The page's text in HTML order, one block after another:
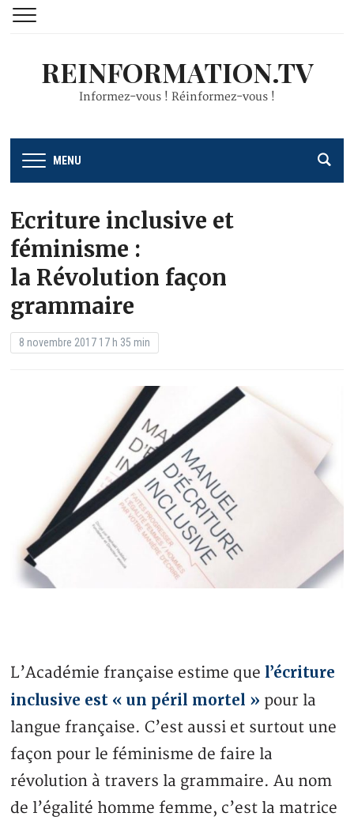
REINFORMATION.TV
Informez-vous ! Réinformez-vous !
MENU
Ecriture inclusive et
féminisme :
la Révolution façon
grammaire
8 novembre 2017 17 h 35 min
L’Académie française estime que l’écriture
inclusive est « un péril mortel » pour la
langue française. C’est aussi et surtout une
façon pour le féminisme de faire la
révolution à travers la grammaire. Au nom
de l’égalité homme femme, c’est la matrice